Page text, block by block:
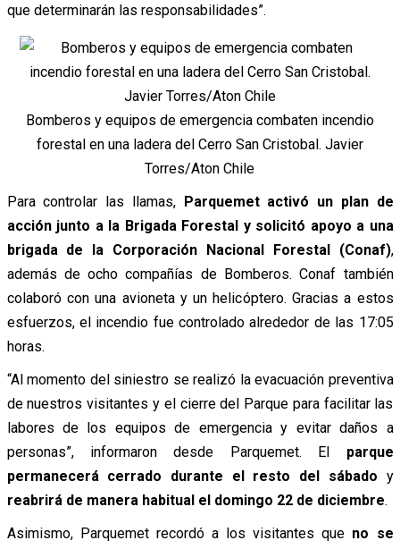
que determinarán las responsabilidades”.
Bomberos y equipos de emergencia combaten incendio
forestal en una ladera del Cerro San Cristobal. Javier
Torres/Aton Chile
Para controlar las llamas, Parquemet activó un plan de
acción junto a la Brigada Forestal y solicitó apoyo a una
brigada de la Corporación Nacional Forestal (Conaf),
además de ocho compañías de Bomberos. Conaf también
colaboró con una avioneta y un helicóptero. Gracias a estos
esfuerzos, el incendio fue controlado alrededor de las 17:05
horas.
“Al momento del siniestro se realizó la evacuación preventiva
de nuestros visitantes y el cierre del Parque para facilitar las
labores de los equipos de emergencia y evitar daños a
personas”, informaron desde Parquemet. El parque
permanecerá cerrado durante el resto del sábado y
reabrirá de manera habitual el domingo 22 de diciembre.
Asimismo, Parquemet recordó a los visitantes que no se